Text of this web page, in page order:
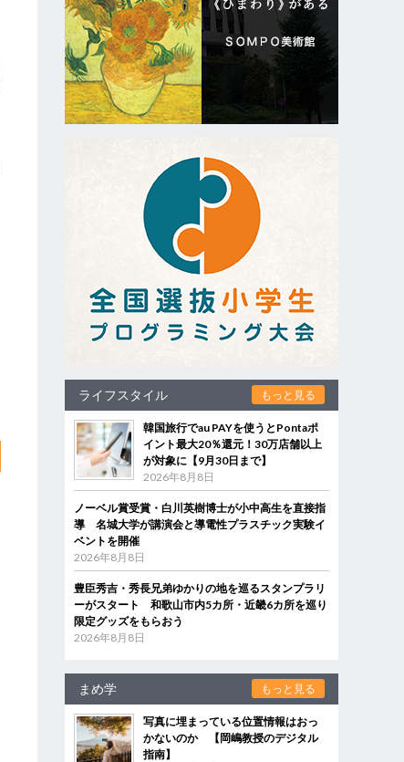
ライフスタイル もっと見る
韓国旅行でau PAYを使うとPontaポ
イント最大20％還元！30万店舗以上
が対象に【9月30日まで】
2026年8月8日
ノーベル賞受賞・白川英樹博士が小中高生を直接指
導 名城大学が講演会と導電性プラスチック実験イ
ベントを開催
2026年8月8日
豊臣秀吉・秀長兄弟ゆかりの地を巡るスタンプラリ
ーがスタート 和歌山市内5カ所・近畿6カ所を巡り
限定グッズをもらおう
2026年8月8日
まめ学 もっと見る
写真に埋まっている位置情報はおっ
かないのか 【岡嶋教授のデジタル
指南】